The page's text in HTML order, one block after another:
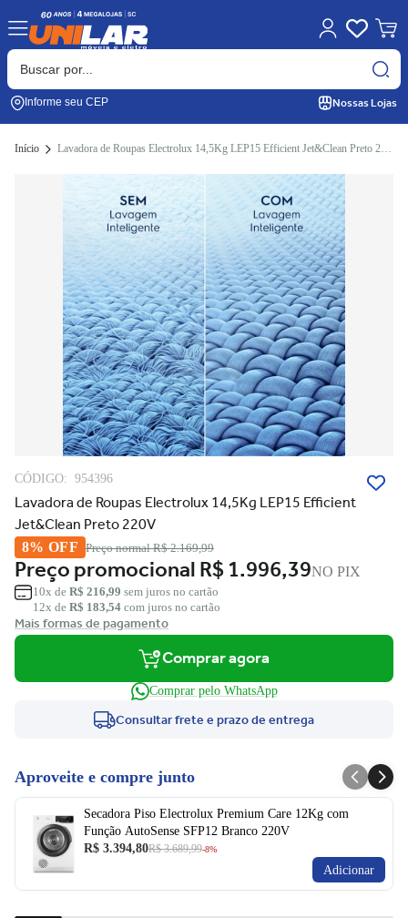
Informe seu CEP Nossas Lojas
Início Lavadora de Roupas Electrolux 14,5Kg LEP15 Efficient Jet&Clean Preto 220V
CÓDIGO: 954396
Lavadora de Roupas Electrolux 14,5Kg LEP15 Efficient
Jet&Clean Preto 220V
8% OFF Preço normalR$ 2.169,99
Preço promocionalR$ 1.996,39NO PIX
10x de R$ 216,99 sem juros no cartão
12x de R$ 183,54 com juros no cartão
Mais formas de pagamento
Comprar agora
Comprar pelo WhatsApp
Consultar frete e prazo de entrega
Aproveite e compre junto
Secadora Piso Electrolux Premium Care 12Kg com
Função AutoSense SFP12 Branco 220V
R$ 3.394,80R$ 3.689,99-8%
Adicionar